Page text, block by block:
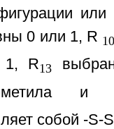
0 или 1, R 10
1, R13
и
собой -S-